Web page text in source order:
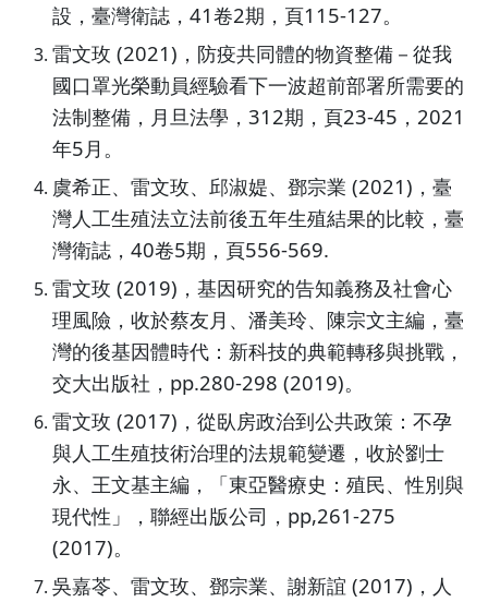
設，臺灣衛誌，41卷2期，頁115-127。
雷文玫 (2021)，防疫共同體的物資整備－從我
國口罩光榮動員經驗看下一波超前部署所需要的
法制整備，月旦法學，312期，頁23-45，2021
年5月。
虞希正、雷文玫、邱淑媞、鄧宗業 (2021)，臺
灣人工生殖法立法前後五年生殖結果的比較，臺
灣衛誌，40卷5期，頁556-569.
雷文玫 (2019)，基因研究的告知義務及社會心
理風險，收於蔡友月、潘美玲、陳宗文主編，臺
灣的後基因體時代：新科技的典範轉移與挑戰，
交大出版社，pp.280-298 (2019)。
雷文玫 (2017)，從臥房政治到公共政策：不孕
與人工生殖技術治理的法規範變遷，收於劉士
永、王文基主編，「東亞醫療史：殖民、性別與
現代性」，聯經出版公司，pp,261-275
(2017)。
吳嘉苓、雷文玫、鄧宗業、謝新誼 (2017)，人